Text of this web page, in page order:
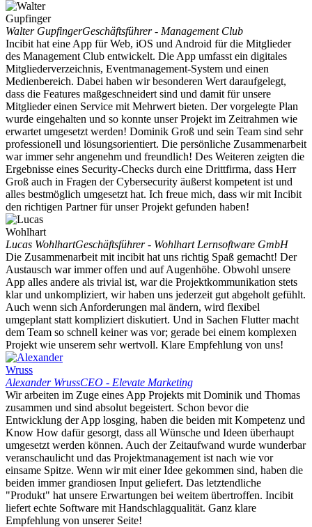
Walter GupfingerGeschäftsführer - Management Club
Incibit hat eine App für Web, iOS und Android für die Mitglieder
des Management Club entwickelt. Die App umfasst ein digitales
Mitgliederverzeichnis, Eventmanagement-System und einen
Medienbereich. Dabei haben wir besonderen Wert daraufgelegt,
dass die Features maßgeschneidert sind und damit für unsere
Mitglieder einen Service mit Mehrwert bieten. Der vorgelegte Plan
wurde eingehalten und so konnte unser Projekt im Zeitrahmen wie
erwartet umgesetzt werden! Dominik Groß und sein Team sind sehr
professionell und lösungsorientiert. Die persönliche Zusammenarbeit
war immer sehr angenehm und freundlich! Des Weiteren zeigten die
Ergebnisse eines Security-Checks durch eine Drittfirma, dass Herr
Groß auch in Fragen der Cybersecurity äußerst kompetent ist und
alles bestmöglich umgesetzt hat. Ich freue mich, dass wir mit Incibit
den richtigen Partner für unser Projekt gefunden haben!
Lucas WohlhartGeschäftsführer - Wohlhart Lernsoftware GmbH
Die Zusammenarbeit mit incibit hat uns richtig Spaß gemacht! Der
Austausch war immer offen und auf Augenhöhe. Obwohl unsere
App alles andere als trivial ist, war die Projektkommunikation stets
klar und unkompliziert, wir haben uns jederzeit gut abgeholt gefühlt.
Auch wenn sich Anforderungen mal ändern, wird flexibel
umgeplant statt kompliziert diskutiert. Und in Sachen Flutter macht
dem Team so schnell keiner was vor; gerade bei einem komplexen
Projekt wie unserem sehr wertvoll. Klare Empfehlung von uns!
Alexander WrussCEO - Elevate Marketing
Wir arbeiten im Zuge eines App Projekts mit Dominik und Thomas
zusammen und sind absolut begeistert. Schon bevor die
Entwicklung der App losging, haben die beiden mit Kompetenz und
Know How dafür gesorgt, dass all Wünsche und Ideen überhaupt
umgesetzt werden können. Auch der Zeitaufwand wurde wunderbar
veranschaulicht und das Projektmanagement ist nach wie vor
einsame Spitze. Wenn wir mit einer Idee gekommen sind, haben die
beiden immer grandiosen Input geliefert. Das letztendliche
"Produkt" hat unsere Erwartungen bei weitem übertroffen. Incibit
liefert echte Software mit Handschlagqualität. Ganz klare
Empfehlung von unserer Seite!